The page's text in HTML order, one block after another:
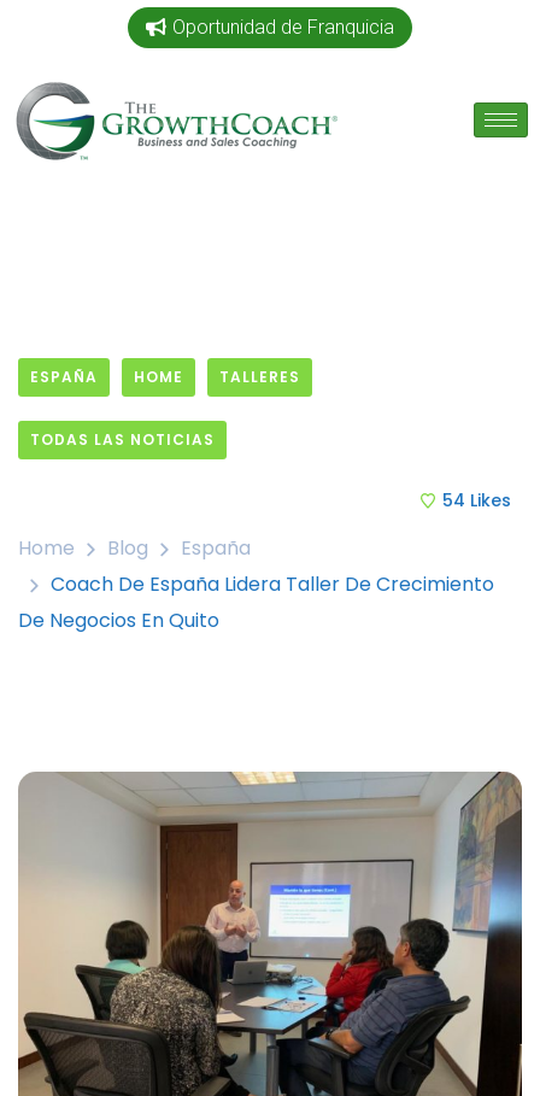
Oportunidad de Franquicia
ESPAÑA HOME TALLERES
TODAS LAS NOTICIAS
54 Likes
Home Blog
España
Coach De España Lidera Taller De Crecimiento
De Negocios En Quito